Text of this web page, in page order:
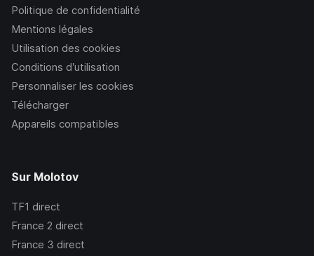
Politique de confidentialité
Mentions légales
Utilisation des cookies
Conditions d’utilisation
Personnaliser les cookies
Télécharger
Appareils compatibles
Sur Molotov
TF1 direct
France 2 direct
France 3 direct